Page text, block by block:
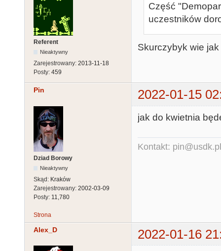
Referent
Nieaktywny
Zarejestrowany: 2013-11-18
Posty: 459
Część
uczestników
Skurczybyk wie
Pin 2022-01-15
Dziad Borowy
Nieaktywny
Skąd: Kraków
Zarejestrowany: 2002-03-09
Posty: 11,780
jak do kwietnia
Kontakt: pin@usdk.pl
Strona
Alex_D 2022-01-16